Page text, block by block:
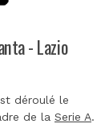
- Lazio
déroulé le
de la Serie A.